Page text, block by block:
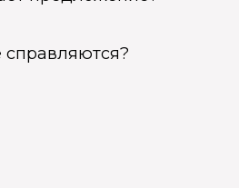
справляются?